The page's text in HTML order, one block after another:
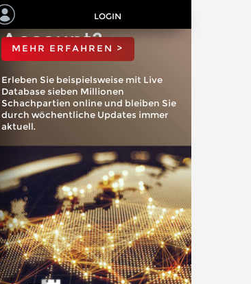
LOGIN
ChessBase
Account?
MEHR ERFAHREN >
Erleben Sie beispielsweise mit Live
Database sieben Millionen
Schachpartien online und bleiben Sie
durch wöchentliche Updates immer
aktuell.